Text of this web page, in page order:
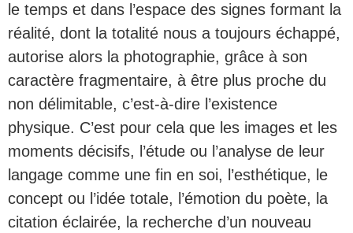
le temps et dans l’espace des signes formant la
réalité, dont la totalité nous a toujours échappé,
autorise alors la photographie, grâce à son
caractère fragmentaire, à être plus proche du
non délimitable, c’est-à-dire l’existence
physique. C’est pour cela que les images et les
moments décisifs, l’étude ou l’analyse de leur
langage comme une fin en soi, l’esthétique, le
concept ou l’idée totale, l’émotion du poète, la
citation éclairée, la recherche d’un nouveau